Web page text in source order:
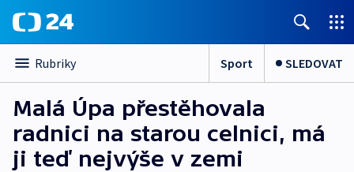
Rubriky Sport SLEDOVAT
Malá Úpa přestěhovala
radnici na starou celnici, má
ji teď nejvýše v zemi